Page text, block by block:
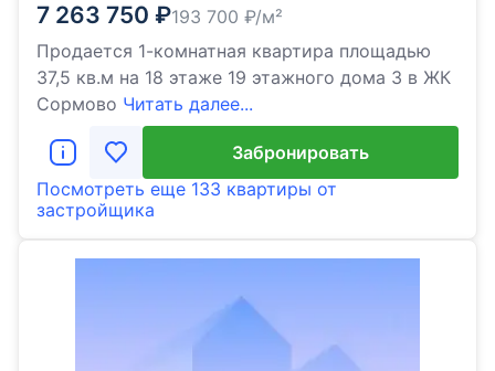
7 263 750 ₽193 700 ₽/м²
Продается 1-комнатная квартира площадью
37,5 кв.м на 18 этаже 19 этажного дома 3 в ЖК
Сормово Читать далее...
Забронировать
Посмотреть еще 133 квартиры от
застройщика